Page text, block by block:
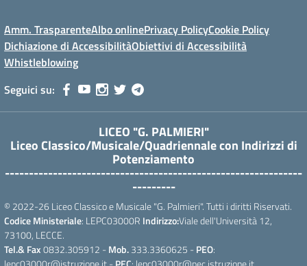
Amm. TrasparenteAlbo onlinePrivacy PolicyCookie Policy
Dichiazione di AccessibilitàObiettivi di Accessibilità
Whistleblowing
Seguici su:
LICEO "G. PALMIERI"
Liceo Classico/Musicale/Quadriennale con Indirizzi di
Potenziamento
--------------------------------------------------------------
---------
© 2022-26 Liceo Classico e Musicale "G. Palmieri". Tutti i diritti Riservati.
Codice Ministeriale: LEPC03000R Indirizzo:Viale dell'Università 12,
73100, LECCE.
Tel.& Fax0832.305912 - Mob.333.3360625 - PEO: